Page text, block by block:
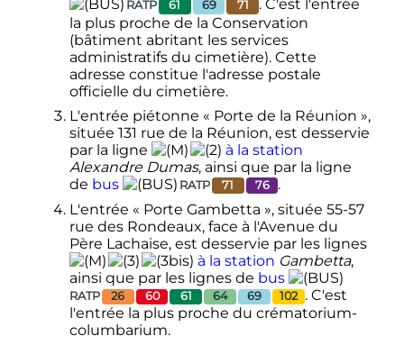
RATP 61 69 71
. C'est l'entrée
la plus proche de la Conservation
(bâtiment abritant les services
administratifs du cimetière). Cette
adresse constitue l'adresse postale
officielle du cimetière.
L'entrée piétonne « Porte de la Réunion »,
située 131 rue de la Réunion, est desservie
par la ligne
à la station
Alexandre Dumas, ainsi que par la ligne
de bus RATP 71 76
.
L'entrée « Porte Gambetta », située 55-57
rue des Rondeaux, face à l'Avenue du
Père Lachaise, est desservie par les lignes
à la station Gambetta,
ainsi que par les lignes de bus
RATP 26 60 61 64 69 102 . C'est
l'entrée la plus proche du crématorium-
columbarium.